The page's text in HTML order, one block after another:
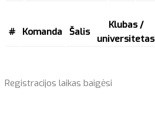
# Komanda Šalis
Klubas /
universitetas
Registracijos laikas baigėsi